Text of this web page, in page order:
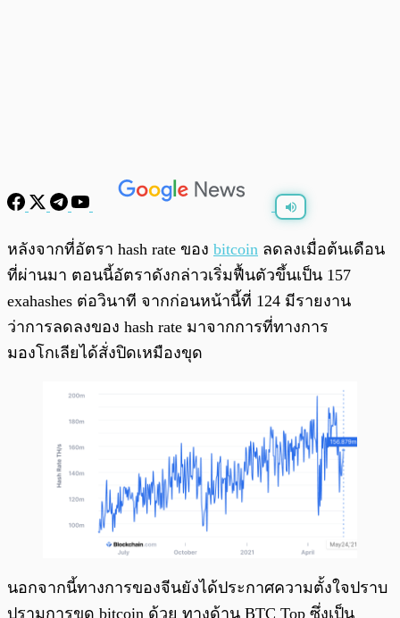
พร้อมเล่น 0:00 / 0:00
หลังจากที่อัตรา hash rate ของ bitcoin ลดลงเมื่อต้นเดือน
ที่ผ่านมา ตอนนี้อัตราดังกล่าวเริ่มฟื้นตัวขึ้นเป็น 157
exahashes ต่อวินาที จากก่อนหน้านี้ที่ 124 มีรายงาน
ว่าการลดลงของ hash rate มาจากการที่ทางการ
มองโกเลียได้สั่งปิดเหมืองขุด
นอกจากนี้ทางการของจีนยังได้ประกาศความตั้งใจปราบ
ปรามการขุด bitcoin ด้วย ทางด้าน BTC Top ซึ่งเป็น